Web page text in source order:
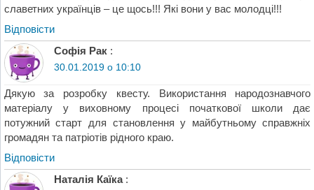
славетних українців – це щось!!! Які вони у вас молодці!!!
Відповіcти
Софія Рак :
30.01.2019 о 10:10
Дякую за розробку квесту. Використання народознавчого
матеріалу у виховному процесі початкової школи дає
потужний старт для становлення у майбутньому справжніх
громадян та патріотів рідного краю.
Відповіcти
Наталія Каїка :